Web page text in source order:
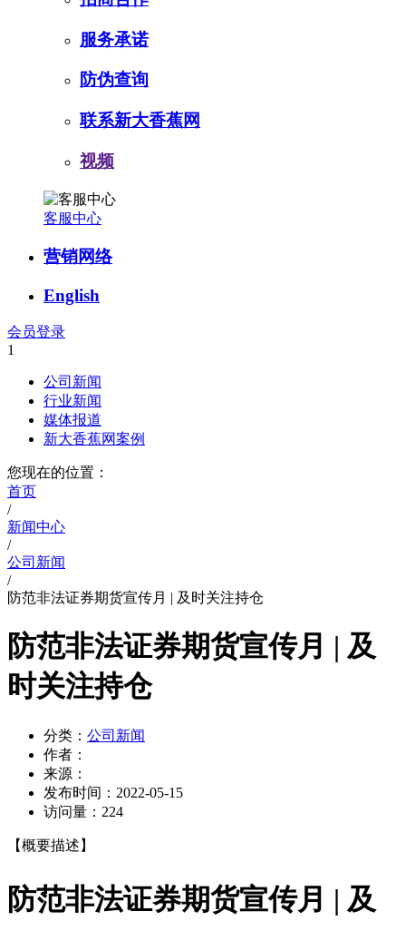
服务承诺
防伪查询
联系新大香蕉网
视频
客服中心
营销网络
English
会员登录
1
公司新闻
行业新闻
媒体报道
新大香蕉网案例
您现在的位置：
首页
/
新闻中心
/
公司新闻
/
防范非法证券期货宣传月 | 及时关注持仓
防范非法证券期货宣传月 | 及
时关注持仓
分类： 公司新闻
作者：
来源：
发布时间： 2022-05-15
访问量： 224
【概要描述】
防范非法证券期货宣传月 | 及